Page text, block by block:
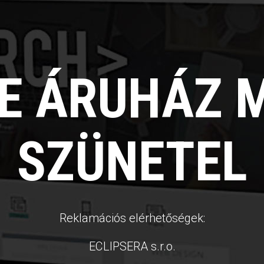
ÁRUHÁZ
SZÜNETEL
Reklamációs elérhetőségek:
ECLIPSERA s.r.o.